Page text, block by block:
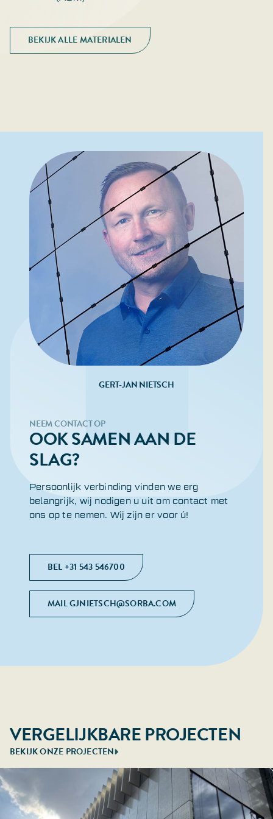
BEKIJK ALLE MATERIALEN
GERT-JAN NIETSCH
NEEM CONTACT OP
OOK SAMEN AAN DE
SLAG?
Persoonlijk verbinding vinden we erg
belangrijk, wij nodigen u uit om contact met
ons op te nemen. Wij zijn er voor ú!
BEL +31 543 546700
MAIL GJNIETSCH@SORBA.COM
VERGELIJKBARE PROJECTEN
BEKIJK ONZE PROJECTEN